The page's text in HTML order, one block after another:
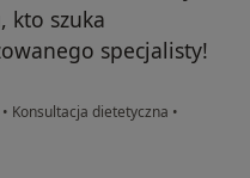
kto szuka
specjalisty!
• Konsultacja dietetyczna •